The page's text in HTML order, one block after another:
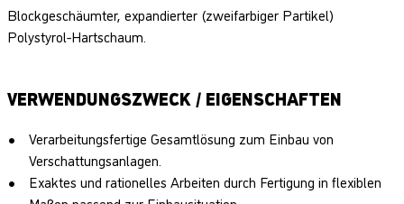
Blockgeschäumter, expandierter (zweifarbiger Partikel)
Polystyrol-Hartschaum.
VERWENDUNGSZWECK / EIGENSCHAFTEN
Verarbeitungsfertige Gesamtlösung zum Einbau von
Verschattungsanlagen.
Exaktes und rationelles Arbeiten durch Fertigung in flexiblen